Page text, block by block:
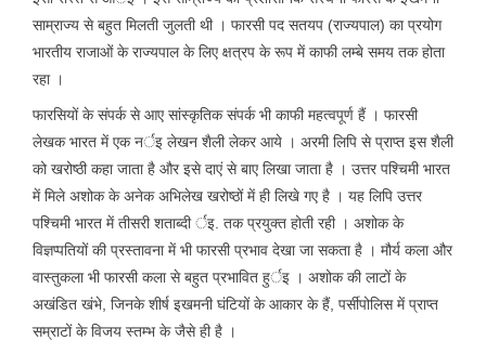
साम्राज्य से बहुत मिलती जुलती थी । फारसी पद सतयप (राज्यपाल) का प्रयोग
भारतीय राजाओं के राज्यपाल के लिए क्षत्रप के रूप में काफी लम्बे समय तक होता
रहा ।
फारसियों के संपर्क से आए सांस्कृतिक संपर्क भी काफी महत्वपूर्ण हैं । फारसी
लेखक भारत में एक नर्इ लेखन शैली लेकर आये । अरमी लिपि से प्राप्त इस शैली
को खरोष्ठी कहा जाता है और इसे दाएं से बाए लिखा जाता है । उत्तर पश्चिमी भारत
में मिले अशोक के अनेक अभिलेख खरोष्ठों में ही लिखे गए है । यह लिपि उत्तर
पश्चिमी भारत में तीसरी शताब्दी र्इ. तक प्रयुक्त होती रही । अशोक के
विज्ञप्पतियों की प्रस्तावना में भी फारसी प्रभाव देखा जा सकता है । मौर्य कला और
वास्तुकला भी फारसी कला से बहुत प्रभावित हुर्इ । अशोक की लाटों के
अखंडित खंभे, जिनके शीर्ष इखमनी घंटियों के आकार के हैं, पर्सीपोलिस में प्राप्त
सम्राटों के विजय स्तम्भ के जैसे ही है ।